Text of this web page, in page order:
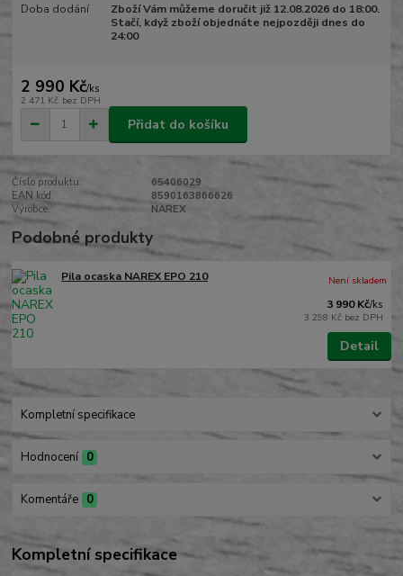
Doba dodání
Zboží Vám můžeme doručit již 12.08.2026 do 18:00.
Stačí, když zboží objednáte nejpozději dnes do
24:00
2 990 Kč/ks
2 471 Kč bez DPH
Přidat do košíku
Číslo produktu:
65406029
EAN kód:
8590163866626
Výrobce:
NAREX
Podobné produkty
Pila ocaska NAREX EPO 210
3 990 Kč/ks
3 298 Kč bez DPH
Není skladem
Detail
Kompletní specifikace
Hodnocení 0
Komentáře 0
Kompletní specifikace